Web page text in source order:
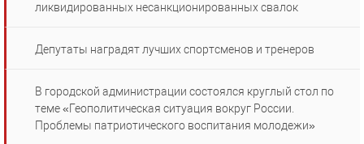
ликвидированных несанкционированных свалок
Депутаты наградят лучших спортсменов и тренеров
В городской администрации состоялся круглый стол по
теме «Геополитическая ситуация вокруг России.
Проблемы патриотического воспитания молодежи»